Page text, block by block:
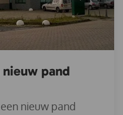
nieuw pand
nieuw pand